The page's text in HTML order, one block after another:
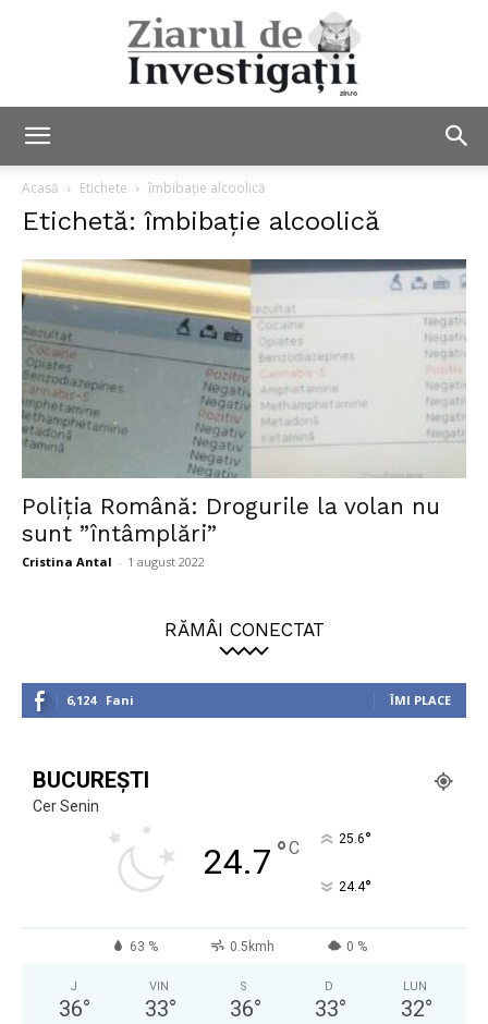
Investigații
Acasă Etichete îmbibaţie alcoolică
Etichetă: îmbibaţie alcoolică
Poliția Română: Drogurile la volan nu
sunt ”întâmplări”
Cristina Antal - 1 august 2022
RĂMÂI CONECTAT
6,124 Fani ÎMI PLACE
BUCUREȘTI
Cer Senin
24.7 °C 25.6°
24.4°
63 % 0.5kmh 0 %
J
36°
VIN
33°
S
36°
D
33°
LUN
32°